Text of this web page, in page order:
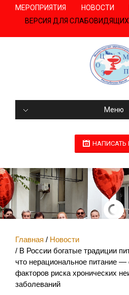
МЕРОПРИЯТИЯ НОВОСТИ
ВЕРСИЯ ДЛЯ СЛАБОВИДЯЩИХ
Меню
НАПИСАТЬ
Главная
Новости
В России богатые традиции
что нерациональное питание
факторов риска хронических
заболеваний